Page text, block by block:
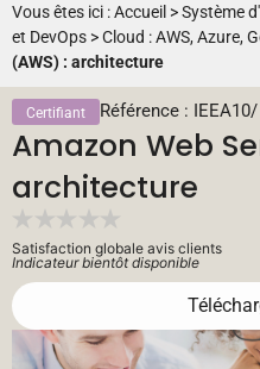
Vous êtes ici :Accueil >Système
et DevOps >Cloud : AWS, Azure,
(AWS) : architecture
Certifiant Référence : IEEA10/
Amazon Web
architecture
Satisfaction globale avis clients
Indicateur bientôt disponible